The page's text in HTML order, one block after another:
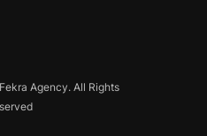
Agency. All Rights